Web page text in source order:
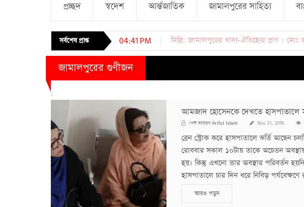
প্রচ্ছদ স্বদেশ আর্ন্তজাতিক জামালপুরের সাহিত্য
সর্বশেষ প্রাপ্ত 04:41 PM চারটি কবিতা । আব্দুল্লাহ্ জামিল
জামালপুরের গুণীজন
;
আমজাদ হোসেনকে দেখতে হাসপাতালে
পোস্ট করেছেনAriful Islam Nov 21, 2018
ব্রেন স্ট্রোক করে হাসপাতালে ভর্তি আছেন
রোববার সকাল ১০টায় তাকে অচেতন
হয়। কিন্তু এখনো তার অবস্থার পরিবর্তন
হাসপাতালে চার দিন ধরে নিবিড়
আরও পড়ুন